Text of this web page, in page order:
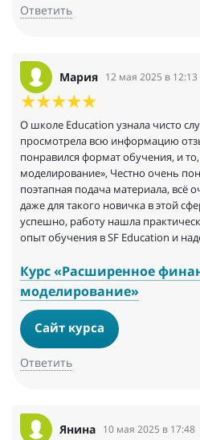
Ответить
Мария 12 мая 2025 в 12:13
O школе Education узнала чисто
просмотрела всю информацию
понравился формат обучения, и
моделирование», Честно очень
поэтапная подача материала, всё
даже для такого новичка в этой
успешно, работу нашла
опыт обучения в SF Education и
Курс «Расширенное
моделирование»
Сайт курса
Ответить
Янина 10 мая 2025 в 17:48